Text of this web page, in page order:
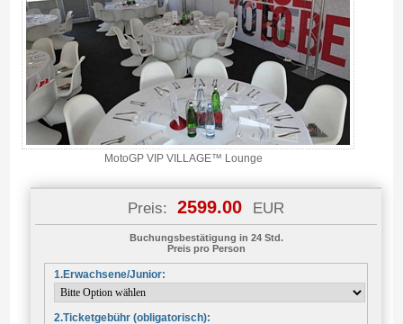
MotoGP VIP VILLAGE™ Lounge
Preis: 2599.00 EUR
Buchungsbestätigung in 24 Std.
Preis pro Person
1.Erwachsene/Junior:
2.Ticketgebühr (obligatorisch):